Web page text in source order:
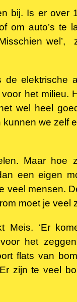
bij. Is er over
om auto’s te
elektrische
voor het milieu.
wel heel
we zelf
Maar
een eigen
veel mensen.
moet je veel
Meis. ‘Er
het
flats van
zijn te veel